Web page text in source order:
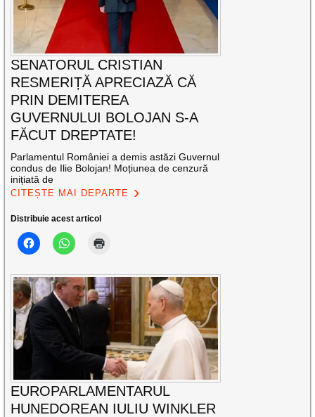
SENATORUL CRISTIAN
RESMERIȚĂ APRECIAZĂ CĂ
PRIN DEMITEREA
GUVERNULUI BOLOJAN S-A
FĂCUT DREPTATE!
Parlamentul României a demis astăzi Guvernul
condus de Ilie Bolojan! Moțiunea de cenzură
inițiată de
CITEȘTE MAI DEPARTE
Distribuie acest articol
EUROPARLAMENTARUL
HUNEDOREAN IULIU WINKLER